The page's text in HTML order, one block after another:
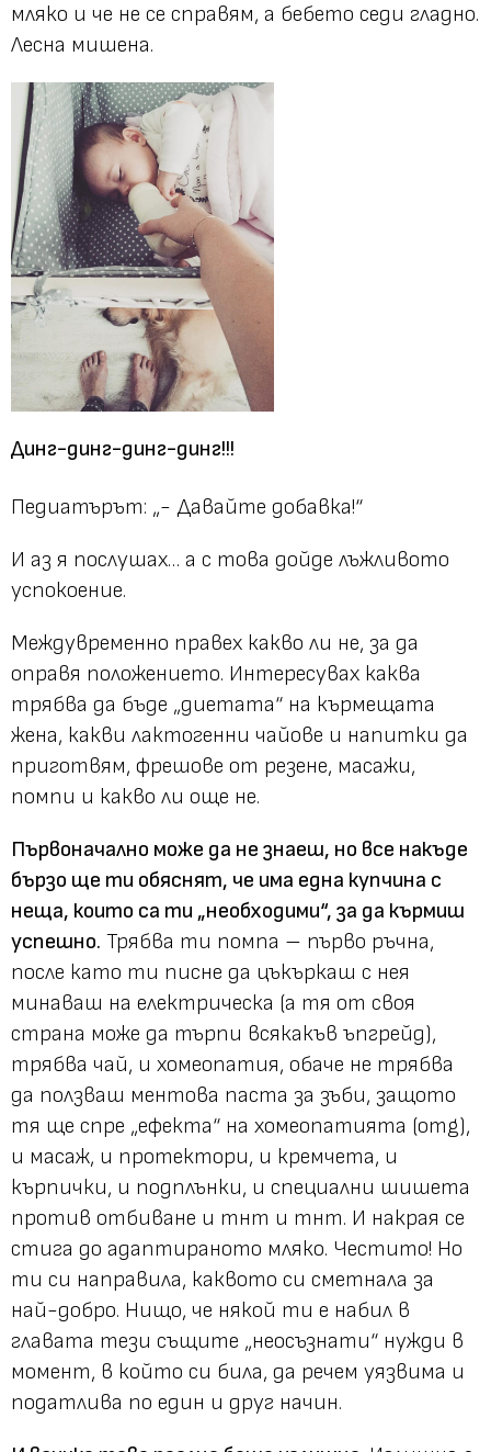
мляко и че не се справям, а бебето седи гладно.
Лесна мишена.
Динг-динг-динг-динг!!!
Педиатърът: „- Давайте добавка!“
И аз я послушах… а с това дойде лъжливото
успокоение.
Междувременно правех какво ли не, за да
оправя положението. Интересувах каква
трябва да бъде „диетата“ на кърмещата
жена, какви лактогенни чайове и напитки да
приготвям, фрешове от резене, масажи,
помпи и какво ли още не.
Първоначално може да не знаеш, но все накъде
бързо ще ти обяснят, че има една купчина с
неща, които са ти „необходими“, за да кърмиш
успешно. Трябва ти помпа – първо ръчна,
после като ти писне да цъкъркаш с нея
минаваш на електрическа (а тя от своя
страна може да търпи всякакъв ъпгрейд),
трябва чай, и хомеопатия, обаче не трябва
да ползваш ментова паста за зъби, защото
тя ще спре „ефекта“ на хомеопатията (omg),
и масаж, и протектори, и кремчета, и
кърпички, и подплънки, и специални шишета
против отбиване и тнт и тнт. И накрая се
стига до адаптираното мляко. Честито! Но
ти си направила, каквото си сметнала за
най-добро. Нищо, че някой ти е набил в
главата тези същите „неосъзнати“ нужди в
момент, в който си била, да речем уязвима и
податлива по един и друг начин.